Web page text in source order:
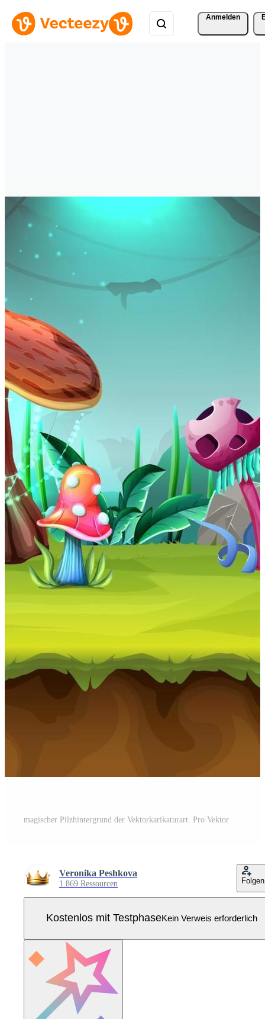
Anmelden
magischer Pilzhintergrund der Vektorkarikaturart. Pro Vektor
Veronika Peshkova
1.869 Ressourcen Folgen
Kostenlos mit TestphaseKein Verweis erforderlich